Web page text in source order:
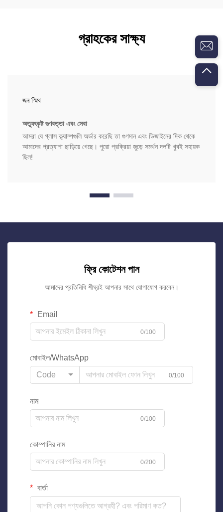
গ্রাহকের সাক্ষ্য
জন স্মিথ
অত্যুৎকৃষ্ট গুণবত্তা এবং সেবা
আমরা যে গ্লাস ক্ল্যাম্পগুলি অর্ডার করেছি তা গুণমান এবং ডিজাইনের দিক থেকে
আমাদের প্রত্যাশা ছাড়িয়ে গেছে। পুরো প্রক্রিয়া জুড়ে সমর্থন দলটি খুবই সহায়ক
ছিল!
ফ্রি কোটেশন পান
আমাদের প্রতিনিধি শীঘ্রই আপনার সাথে যোগাযোগ করবেন।
Email
0/100
মোবাইল/WhatsApp
Code
0/100
নাম
0/100
কোম্পানির নাম
0/200
বার্তা